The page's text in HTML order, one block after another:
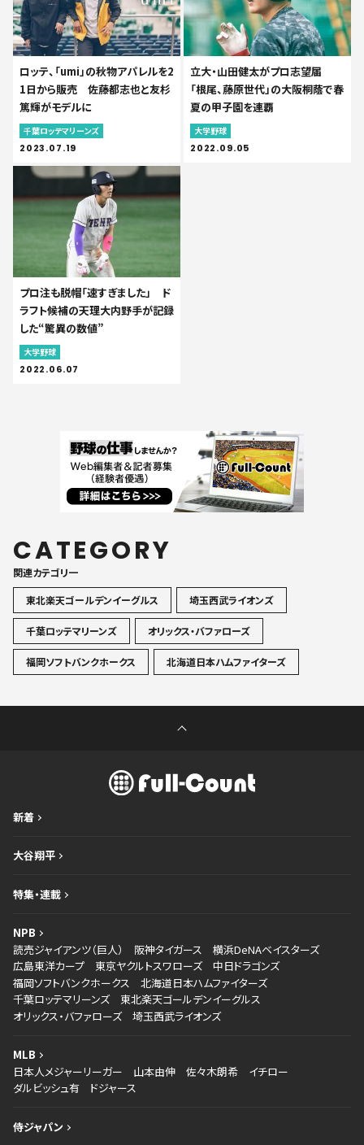
ロッテ、「umi」の秋物アパレルを2
1日から販売 佐藤都志也と友杉
篤輝がモデルに
千葉ロッテマリーンズ
2023.07.19
立大・山田健太がプロ志望届
「根尾、藤原世代」の大阪桐蔭で春
夏の甲子園を連覇
大学野球
2022.09.05
プロ注も脱帽「速すぎました」 ド
ラフト候補の天理大内野手が記録
した“驚異の数値”
大学野球
2022.06.07
CATEGORY
関連カテゴリ一
東北楽天ゴールデンイーグルス
埼玉西武ライオンズ
千葉ロッテマリーンズ オリックス・バファローズ
福岡ソフトバンクホークス 北海道日本ハムファイターズ
新着
大谷翔平
特集・連載
NPB
読売ジャイアンツ（巨人）
阪神タイガース
横浜DeNAベイスターズ
広島東洋カープ
東京ヤクルトスワローズ
中日ドラゴンズ
福岡ソフトバンクホークス
北海道日本ハムファイターズ
千葉ロッテマリーンズ
東北楽天ゴールデンイーグルス
オリックス・バファローズ
埼玉西武ライオンズ
MLB
日本人メジャーリーガー
山本由伸 佐々木朗希
イチロー
ダルビッシュ有
ドジャース
侍ジャパン